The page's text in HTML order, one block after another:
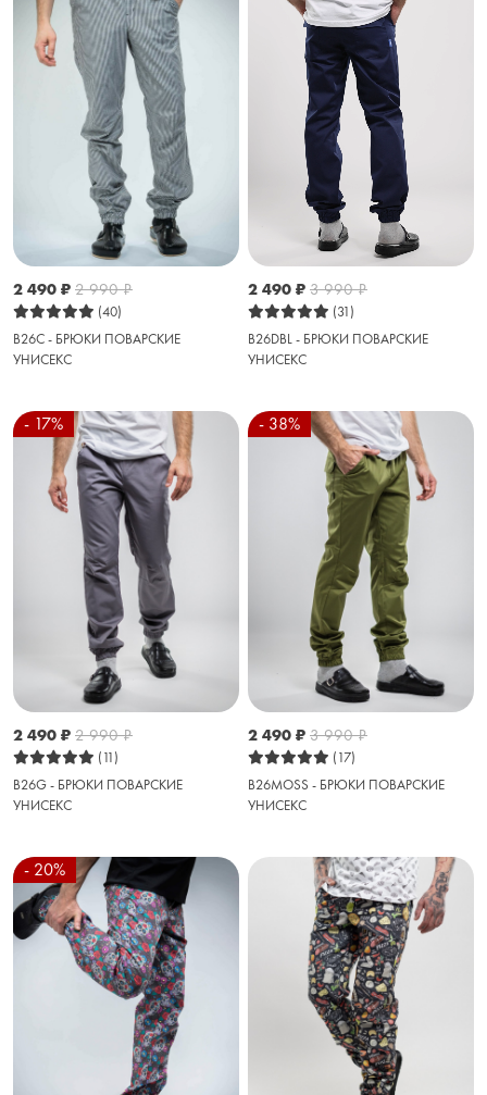
2 490 ₽ 2 990₽
(40)
B26C - БРЮКИ ПОВАРСКИЕ
УНИСЕКС
2 490 ₽ 3 990₽
(31)
B26DBL - БРЮКИ ПОВАРСКИЕ
УНИСЕКС
- 17%
2 490 ₽ 2 990₽
(11)
B26G - БРЮКИ ПОВАРСКИЕ
УНИСЕКС
- 38%
2 490 ₽ 3 990₽
(17)
B26MOSS - БРЮКИ ПОВАРСКИЕ
УНИСЕКС
- 20%